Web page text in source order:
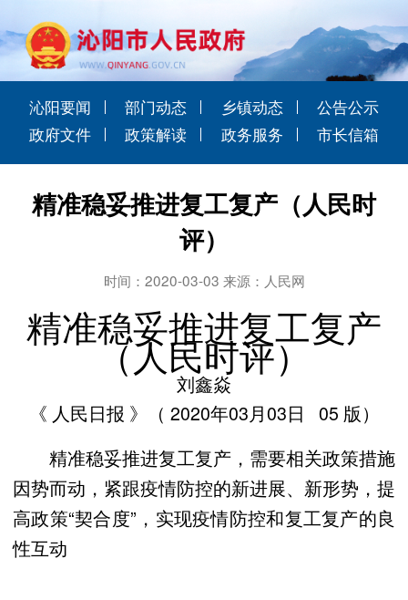
沁阳要闻 部门动态 乡镇动态
公告公示
政府文件
政策解读 政务服务 市长信箱
精准稳妥推进复工复产（人民时
评）
时间：2020-03-03 来源：人民网
精准稳妥推进复工复产
（人民时评）
刘鑫焱
《 人民日报 》（ 2020年03月03日 05 版）
精准稳妥推进复工复产，需要相关政策措施
因势而动，紧跟疫情防控的新进展、新形势，提
高政策“契合度”，实现疫情防控和复工复产的良
性互动